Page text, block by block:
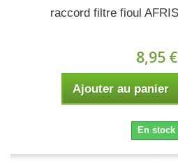
raccord filtre fioul
8,95 €
Ajouter au panier
En stock